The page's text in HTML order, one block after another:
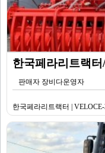
판매자 장비다운영자
한국페라리트랙터 |